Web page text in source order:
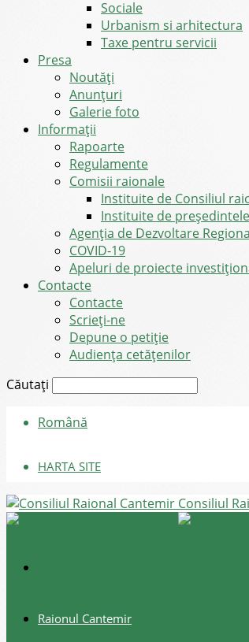
Sociale
Urbanism si arhitectura
Taxe pentru servicii
Presa
Noutăţi
Anunţuri
Galerie foto
Informații
Rapoarte
Regulamente
Comisii raionale
Instituite de Consiliul
Instituite de
Agenția de Dezvoltare
COVID-19
Apeluri de proiecte
Contacte
Contacte
Scrieți-ne
Depune o petiție
Audiența cetățenilor
Căutați
Română
HARTA SITE
Consiliul
Raionul Cantemir